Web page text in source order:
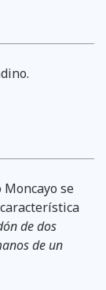
Moncayo se
de dos
de un